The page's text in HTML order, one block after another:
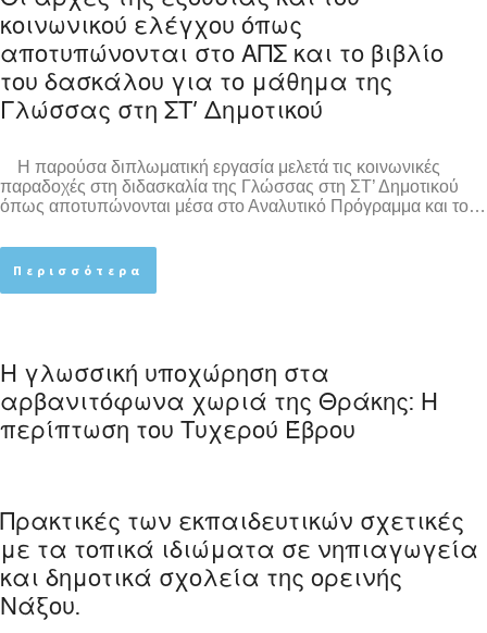
κοινωνικού ελέγχου όπως
αποτυπώνονται στο ΑΠΣ και το βιβλίο
του δασκάλου για το μάθημα της
Γλώσσας στη ΣΤ’ Δημοτικού
Η παρούσα διπλωματική εργασία μελετά τις κοινωνικές
παραδοχές στη διδασκαλία της Γλώσσας στη ΣΤ’ Δημοτικού
όπως αποτυπώνονται μέσα στο Αναλυτικό Πρόγραμμα και το…
Περισσότερα
Η γλωσσική υποχώρηση στα
αρβανιτόφωνα χωριά της Θράκης: Η
περίπτωση του Τυχερού Έβρου
Πρακτικές των εκπαιδευτικών σχετικές
με τα τοπικά ιδιώματα σε νηπιαγωγεία
και δημοτικά σχολεία της ορεινής
Νάξου.